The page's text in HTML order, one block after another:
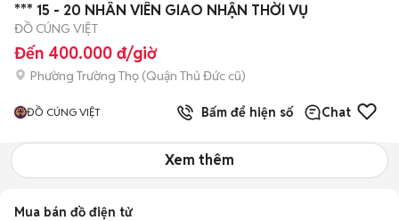
*** 15 - 20 NHÂN VIÊN GIAO NHẬN THỜI VỤ
ĐỒ CÚNG VIỆT
Đến 400.000 đ/giờ
Phường Trường Thọ (Quận Thủ Đức cũ)
ĐỒ CÚNG VIỆT Bấm để hiện số Chat
Xem thêm
Mua bán đồ điện tử